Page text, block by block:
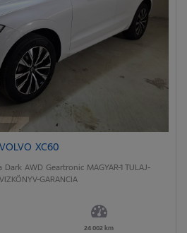
VOLVO XC60
AWD Geartronic MAGYAR-1 TULAJ-
GARANCIA
24 002 km